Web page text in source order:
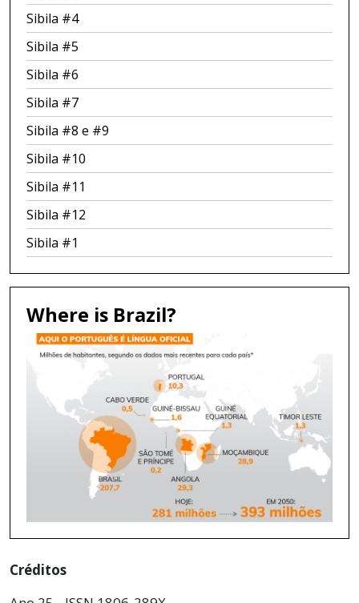
Sibila #4
Sibila #5
Sibila #6
Sibila #7
Sibila #8 e #9
Sibila #10
Sibila #11
Sibila #12
Sibila #1
Where is Brazil?
Créditos